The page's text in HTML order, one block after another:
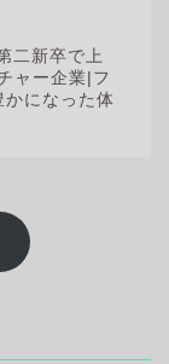
二新卒で上
ャー企業|フ
になった体